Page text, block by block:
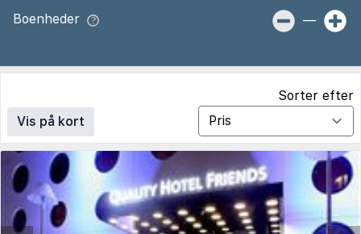
Boenheder —
Vis på kort
Sorter efter